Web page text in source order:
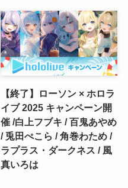
【終了】ローソン × ホロラ
イブ 2025 キャンペーン開
催 /白上フブキ / 百鬼あやめ
/ 兎田ぺこら / 角巻わため /
ラプラス・ダークネス / 風
真いろは